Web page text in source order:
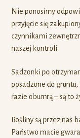
Nie ponosimy
przyjęcie się
czynnikami
naszej kontroli.
Sadzonki po
posadzone do
razie obumrą – są to
Rośliny są przez nas
Państwo macie